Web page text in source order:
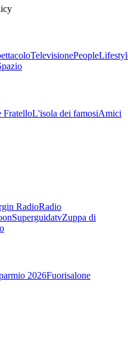
TelevisionePeople
FratelloL'isola dei famosiAmici
RadioRadio
SuperguidatvZuppa di
2026Fuorisalone